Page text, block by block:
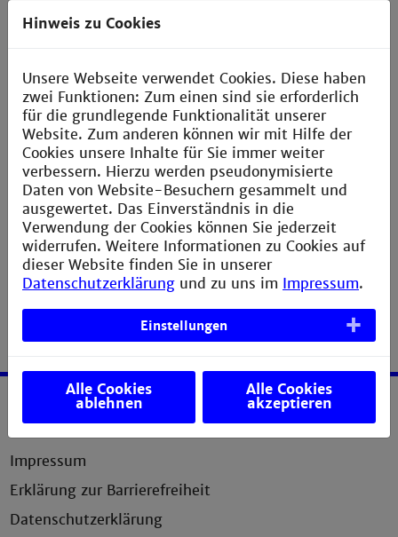
sich die Runde. Die „diamantenen Absolventen“
geben der jungen Generation mit auf den Weg, mit
kreativen und kompetenten Ingenieuren weiterhin die
wirtschaftliche Zukunft unseres Landes zu gestalten.
« zurück
Service
Impressum
Erklärung zur Barrierefreiheit
Datenschutzerklärung
Hinweis zu Cookies
Unsere Webseite verwendet Cookies. Diese haben
zwei Funktionen: Zum einen sind sie erforderlich
für die grundlegende Funktionalität unserer
Website. Zum anderen können wir mit Hilfe der
Cookies unsere Inhalte für Sie immer weiter
verbessern. Hierzu werden pseudonymisierte
Daten von Website-Besuchern gesammelt und
ausgewertet. Das Einverständnis in die
Verwendung der Cookies können Sie jederzeit
widerrufen. Weitere Informationen zu Cookies auf
dieser Website finden Sie in unserer
Datenschutzerklärung und zu uns im Impressum.
Einstellungen
Alle Cookies
ablehnen
Alle Cookies
akzeptieren